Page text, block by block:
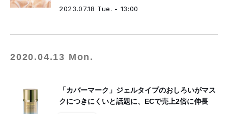
2023.07.18 Tue. - 13:00
2020.04.13 Mon.
「カバーマーク」ジェルタイプのおしろいがマス
クにつきにくいと話題に、ECで売上2倍に伸長